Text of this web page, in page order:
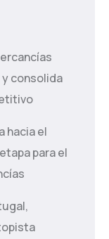
consolida
hacia el
para el